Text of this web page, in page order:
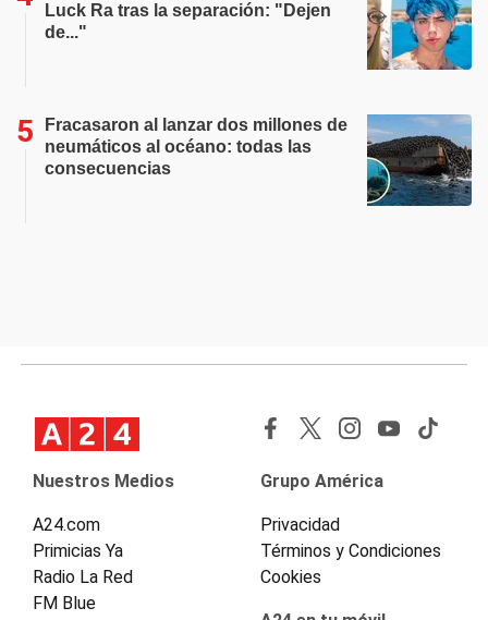
Luck Ra tras la separación: "Dejen
de..."
Fracasaron al lanzar dos millones de
neumáticos al océano: todas las
consecuencias
Nuestros Medios
A24.com
Primicias Ya
Radio La Red
FM Blue
Grupo América
Privacidad
Términos y Condiciones
Cookies